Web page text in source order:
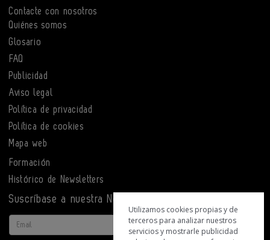
Contacte con nosotros
Quiénes somos
Glosario
FAQ
Publicidad
Aviso legal
Política de privacidad
Política de cookies
Mapa web
Formación
Histórico de Newsletters
Suscríbase a nuestra Newsletter
Email
Utilizamos cookies propias y de
terceros para analizar nuestros
servicios y mostrarle publicidad